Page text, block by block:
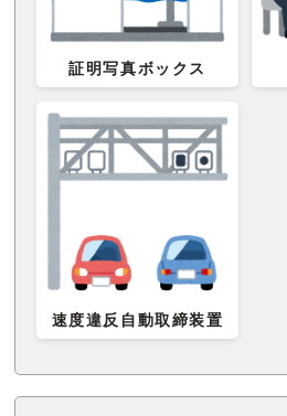
証明写真ボックス
速度違反自動取締装置